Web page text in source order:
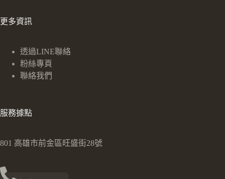
更多資訊
透過LINE聯絡
粉絲專頁
聯絡我們
服務據點
801 高雄市前金區旺盛街28號